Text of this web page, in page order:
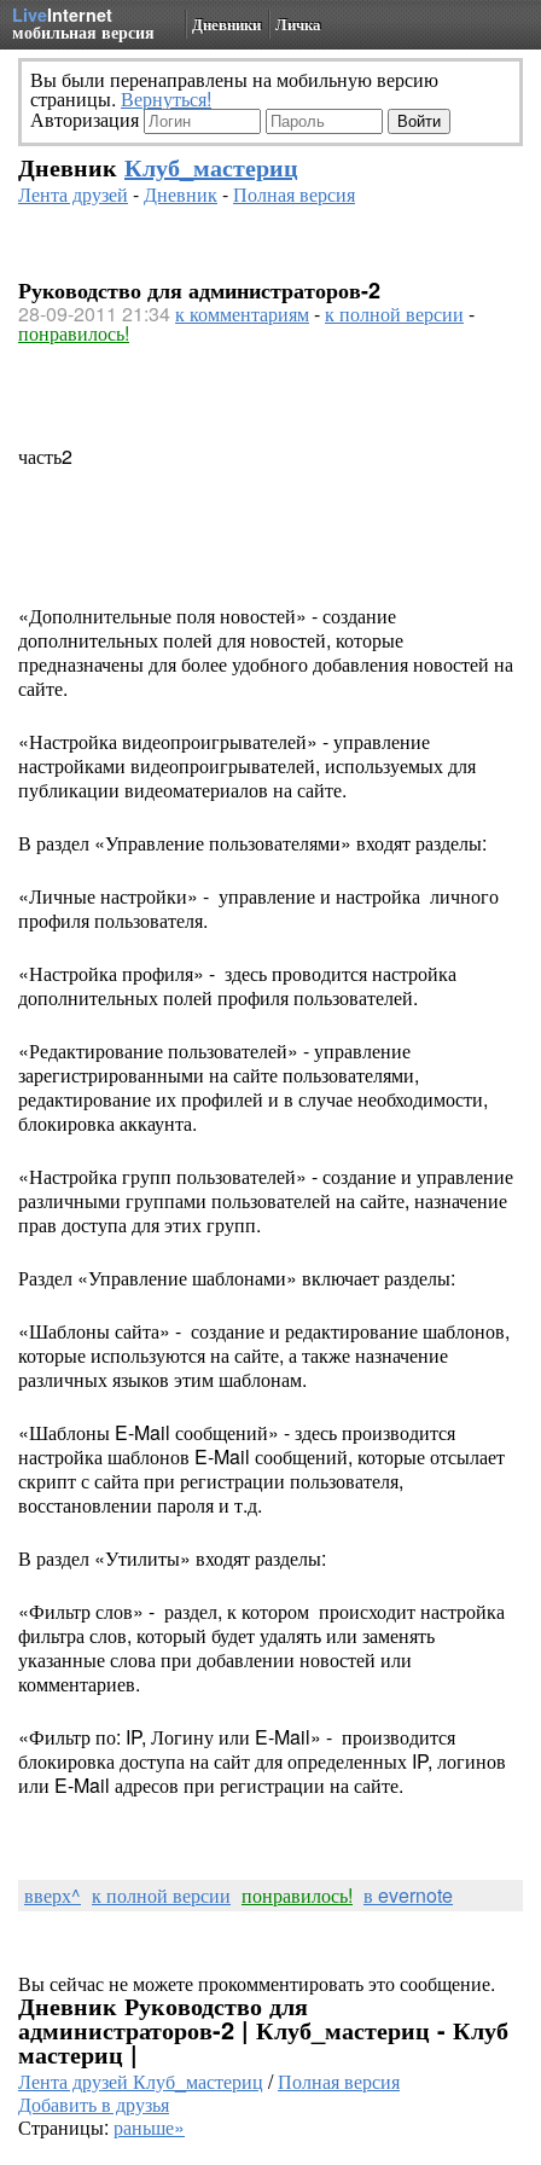
LiveInternet
мобильная версия Дневники Личка
Вы были перенаправлены на мобильную версию
страницы. Вернуться!
Авторизация
Дневник Клуб_мастериц
Лента друзей -Дневник-Полная версия
Руководство для администраторов-2
28-09-2011 21:34к комментариям-к полной версии -
понравилось!
часть2
«Дополнительные поля новостей» - создание
дополнительных полей для новостей, которые
предназначены для более удобного добавления новостей на
сайте.
«Настройка видеопроигрывателей» - управление
настройками видеопроигрывателей, используемых для
публикации видеоматериалов на сайте.
В раздел «Управление пользователями» входят разделы:
«Личные настройки» - управление и настройка личного
профиля пользователя.
«Настройка профиля» - здесь проводится настройка
дополнительных полей профиля пользователей.
«Редактирование пользователей» - управление
зарегистрированными на сайте пользователями,
редактирование их профилей и в случае необходимости,
блокировка аккаунта.
«Настройка групп пользователей» - создание и управление
различными группами пользователей на сайте, назначение
прав доступа для этих групп.
Раздел «Управление шаблонами» включает разделы:
«Шаблоны сайта» - создание и редактирование шаблонов,
которые используются на сайте, а также назначение
различных языков этим шаблонам.
«Шаблоны E-Mail сообщений» - здесь производится
настройка шаблонов E-Mail сообщений, которые отсылает
скрипт с сайта при регистрации пользователя,
восстановлении пароля и т.д.
В раздел «Утилиты» входят разделы:
«Фильтр слов» - раздел, к котором происходит настройка
фильтра слов, который будет удалять или заменять
указанные слова при добавлении новостей или
комментариев.
«Фильтр по: IP, Логину или E-Mail» - производится
блокировка доступа на сайт для определенных IP, логинов
или E-Mail адресов при регистрации на сайте.
вверх^ к полной версии понравилось! в evernote
Вы сейчас не можете прокомментировать это сообщение.
Дневник Руководство для
администраторов-2 | Клуб_мастериц - Клуб
мастериц |
Лента друзей Клуб_мастериц /Полная версия
Добавить в друзья
Страницы: раньше»